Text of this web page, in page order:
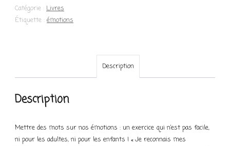
Catégorie : Livres
Étiquette : émotions
Description
Description
Mettre des mots sur nos émotions : un exercice qui n’est pas facile,
ni pour les adultes, ni pour les enfants ! « Je reconnais mes